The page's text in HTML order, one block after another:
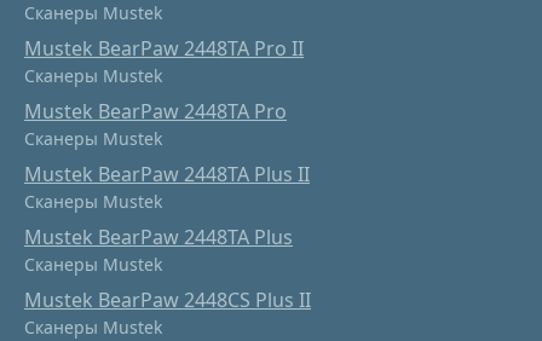
Сканеры Mustek
Mustek BearPaw 2448TA Pro II
Сканеры Mustek
Mustek BearPaw 2448TA Pro
Сканеры Mustek
Mustek BearPaw 2448TA Plus II
Сканеры Mustek
Mustek BearPaw 2448TA Plus
Сканеры Mustek
Mustek BearPaw 2448CS Plus II
Сканеры Mustek